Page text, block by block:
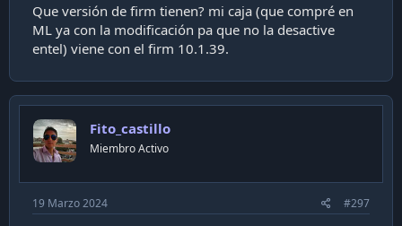
Que versión de firm tienen? mi caja (que compré en
ML ya con la modificación pa que no la desactive
entel) viene con el firm 10.1.39.
Fito_castillo
Miembro Activo
19 Marzo 2024 #297